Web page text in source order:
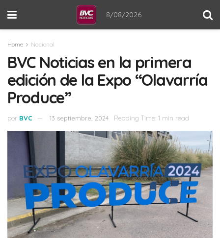
8/08/2026
Home Nacional
BVC Noticias en la primera
edición de la Expo “Olavarría
Produce”
por BVC 13 septiembre, 2024 Reading Time: 1 min read